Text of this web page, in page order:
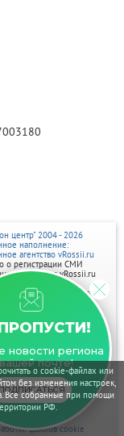
о cookie-файлах или
без изменения настроек,
Все собранные при помощи
РФ.
новости региона
почте!
центр" 2004 - 2026
наполнение:
агентство vRossii.ru
о регистрации СМИ
агентства vRossii.ru
04 марта
Нарыков А. Н.
размещаются на
"Умный маркетинг"
70-40,
могут содержать
предназначенную для
до 18 лет.
обработки
данных
файлов cookie